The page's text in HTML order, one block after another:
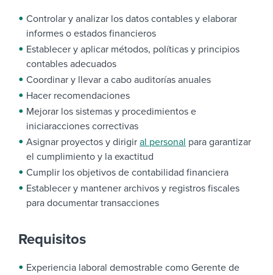
Controlar y analizar los datos contables y elaborar
informes o estados financieros
Establecer y aplicar métodos, políticas y principios
contables adecuados
Coordinar y llevar a cabo auditorías anuales
Hacer recomendaciones
Mejorar los sistemas y procedimientos e
iniciaracciones correctivas
Asignar proyectos y dirigir al personal para garantizar
el cumplimiento y la exactitud
Cumplir los objetivos de contabilidad financiera
Establecer y mantener archivos y registros fiscales
para documentar transacciones
Requisitos
Experiencia laboral demostrable como Gerente de